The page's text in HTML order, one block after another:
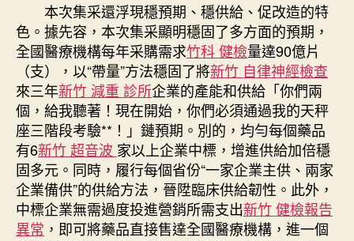
本次集采還浮現穩預期、穩供給、促改造的特
色。據先容，本次集采顯明穩固了多方面的預期，
全國醫療機構每年采購需求竹科 健檢量達90億片
（支），以“帶量”方法穩固了將新竹 自律神經檢查
來三年新竹 減重 診所企業的產能和供給「你們兩
個，給我聽著！現在開始，你們必須通過我的天秤
座三階段考驗**！」鏈預期。別的，均勻每個藥品
有6新竹 超音波 家以上企業中標，增進供給加倍穩
固多元。同時，履行每個省份“一家企業主供、兩家
企業備供”的供給方法，晉陞臨床供給韌性。此外，
中標企業無需過度投進營銷所需支出新竹 健檢報告
異常 ，即可將藥品直接售達全國醫療機構，進一個